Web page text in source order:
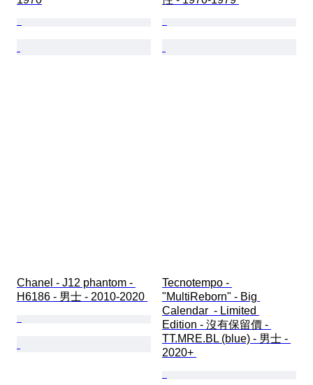
Chanel - J12 phantom -
H6186 - 男士 - 2010-2020
Tecnotempo -
"MultiReborn" - Big
Calendar  - Limited
Edition - 沒有保留價 -
TT.MRE.BL (blue) - 男士 -
2020+